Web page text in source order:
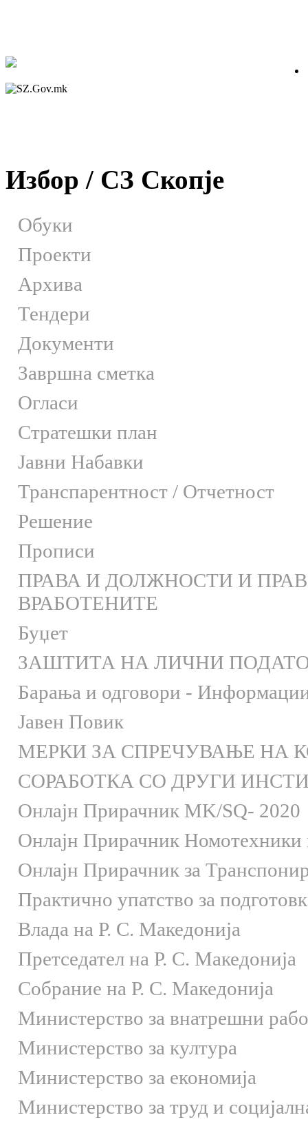
Избор / СЗ Скопје
Обуки
Проекти
Архива
Тендери
Документи
Завршна сметка
Огласи
Стратешки план
Јавни Набавки
Транспарентност / Отчетност
Решение
Прописи
ПРАВА И ДОЛЖНОСТИ И
ВРАБОТЕНИТЕ
Буџет
ЗАШТИТА НА ЛИЧНИ
Барања и одговори - Информации
Јавен Повик
МЕРКИ ЗА СПРЕЧУВАЊЕ НА
СОРАБОТКА СО ДРУГИ
Онлaјн Прирачник MK/SQ- 2020
Онлаjн Прирачник Номотехники
Онлаjн Прирачник за
Практично упатство за
Влада на Р. С. Македонија
Претседател на Р. С. Македонија
Собрание на Р. С. Македонија
Министерство за внатрешни
Министерство за култура
Министерство за економија
Министерство за труд и